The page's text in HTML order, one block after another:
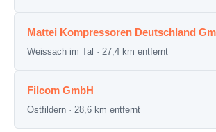
Mattei Kompressoren Deutschland
Weissach im Tal · 27,4 km entfernt
Filcom GmbH
Ostfildern · 28,6 km entfernt